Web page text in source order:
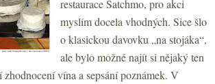
restaurace Satchmo, pro akci
myslím docela vhodných. Sice šlo
o klasickou davovku „na stojáka“,
ale bylo možné najít si nějaký ten
vína a sepsání poznámek. V